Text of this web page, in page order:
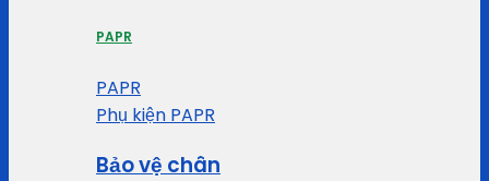
PAPR
PAPR
Phụ kiện PAPR
Bảo vệ chân